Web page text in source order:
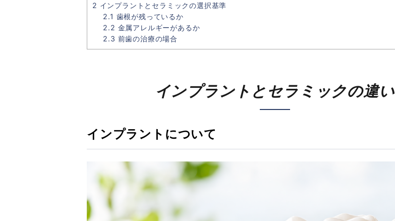
2 インプラントとセラミックの選択基準
2.1 歯根が残っているか
2.2 金属アレルギーがあるか
2.3 前歯の治療の場合
インプラントとセラミックの違い
インプラントについて